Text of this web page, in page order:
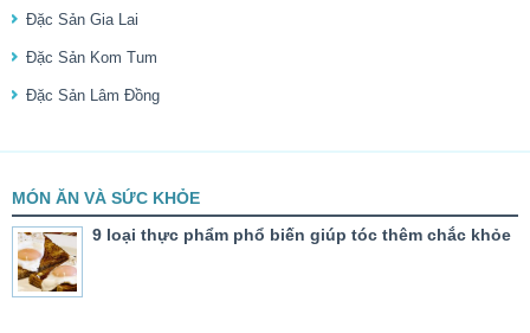
Đặc Sản Gia Lai
Đặc Sản Kom Tum
Đặc Sản Lâm Đồng
MÓN ĂN VÀ SỨC KHỎE
9 loại thực phẩm phổ biến giúp tóc thêm chắc khỏe